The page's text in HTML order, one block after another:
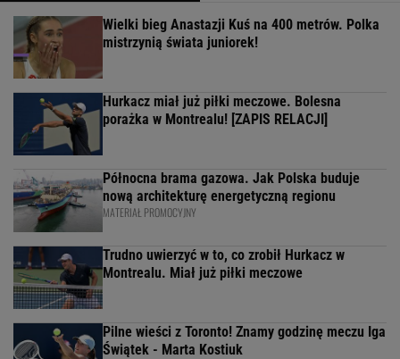
Wielki bieg Anastazji Kuś na 400 metrów. Polka
mistrzynią świata juniorek!
Hurkacz miał już piłki meczowe. Bolesna
porażka w Montrealu! [ZAPIS RELACJI]
Północna brama gazowa. Jak Polska buduje
nową architekturę energetyczną regionu
MATERIAŁ PROMOCYJNY
Trudno uwierzyć w to, co zrobił Hurkacz w
Montrealu. Miał już piłki meczowe
Pilne wieści z Toronto! Znamy godzinę meczu Iga
Świątek - Marta Kostiuk